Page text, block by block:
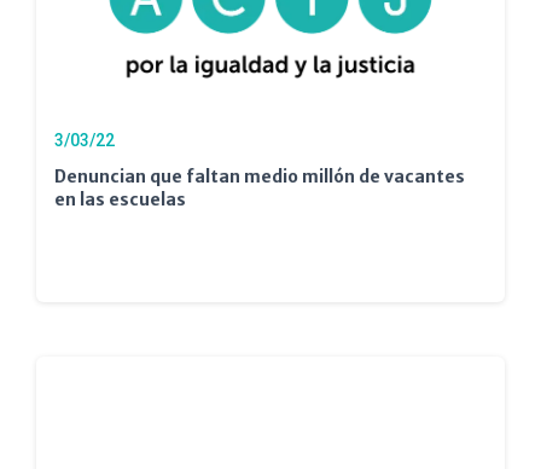
3/03/22
Denuncian que faltan medio millón de vacantes
en las escuelas